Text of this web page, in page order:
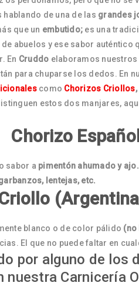
hablando de una de las grandes
que un embutido; es una
abuelos y ese sabor auténtico
En Cruddo elaboramos nuestros
para chuparse los dedos. En
como Chorizos Criollos,
estos dos manjares,
Chorizo Español
sabor a pimentón ahumado y ajo.
lentejas, etc.
blanco o de color pálido (no
El que no puede faltar en
por alguno de los
nuestra Carnicería